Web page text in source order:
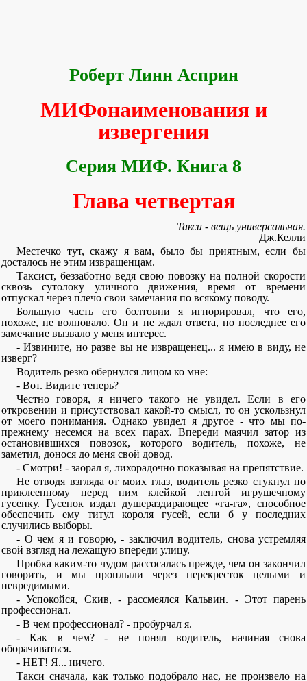
Роберт Линн Асприн
МИФонаименования и
извергения
Серия МИФ. Книга 8
Глава четвертая
Такси - вещь универсальная.
Дж.Келли
Местечко тут, скажу я вам, было бы приятным, если бы
досталось не этим извращенцам.
Таксист, беззаботно ведя свою повозку на полной скорости
сквозь сутолоку уличного движения, время от времени
отпускал через плечо свои замечания по всякому поводу.
Большую часть его болтовни я игнорировал, что его,
похоже, не волновало. Он и не ждал ответа, но последнее его
замечание вызвало у меня интерес.
- Извините, но разве вы не извращенец... я имею в виду, не
изверг?
Водитель резко обернулся лицом ко мне:
- Вот. Видите теперь?
Честно говоря, я ничего такого не увидел. Если в его
откровении и присутствовал какой-то смысл, то он ускользнул
от моего понимания. Однако увидел я другое - что мы по-
прежнему несемся на всех парах. Впереди маячил затор из
остановившихся повозок, которого водитель, похоже, не
заметил, донося до меня свой довод.
- Смотри! - заорал я, лихорадочно показывая на препятствие.
Не отводя взгляда от моих глаз, водитель резко стукнул по
приклеенному перед ним клейкой лентой игрушечному
гусенку. Гусенок издал душераздирающее «га-га», способное
обеспечить ему титул короля гусей, если б у последних
случились выборы.
- О чем я и говорю, - заключил водитель, снова устремляя
свой взгляд на лежащую впереди улицу.
Пробка каким-то чудом рассосалась прежде, чем он закончил
говорить, и мы проплыли через перекресток целыми и
невредимыми.
- Успокойся, Скив, - рассмеялся Кальвин. - Этот парень
профессионал.
- В чем профессионал? - пробурчал я.
- Как в чем? - не понял водитель, начиная снова
оборачиваться.
- НЕТ! Я... ничего.
Такси сначала, как только подобрало нас, не произвело на